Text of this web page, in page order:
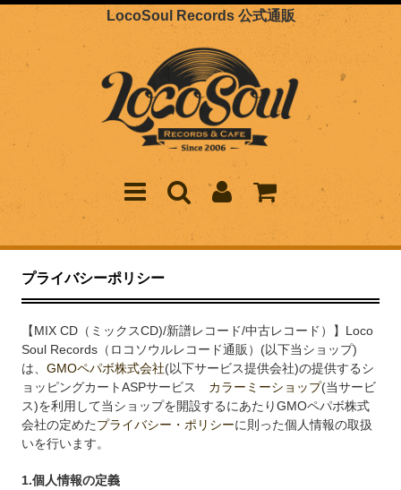
LocoSoul Records 公式通販
プライバシーポリシー
【MIX CD（ミックスCD)/新譜レコード/中古レコード）】Loco
Soul Records（ロコソウルレコード通販）(以下当ショップ)
は、GMOペパボ株式会社(以下サービス提供会社)の提供するシ
ョッピングカートASPサービス カラーミーショップ(当サービ
ス)を利用して当ショップを開設するにあたりGMOペパボ株式
会社の定めたプライバシー・ポリシーに則った個人情報の取扱
いを行います。
1.個人情報の定義